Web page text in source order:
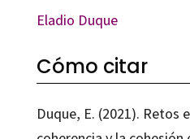
Eladio Duque
Cómo citar
Duque, E. (2021). Retos